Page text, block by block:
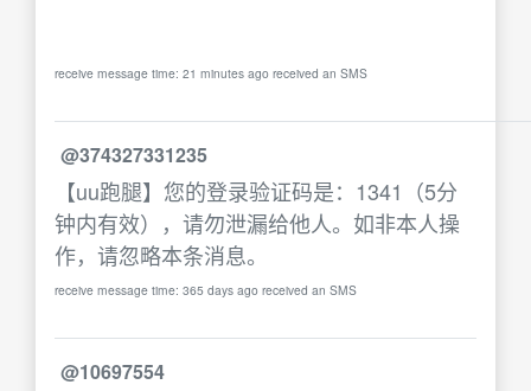
receive message time: 21 minutes ago received an SMS
@374327331235
【uu跑腿】您的登录验证码是：1341（5分
钟内有效），请勿泄漏给他人。如非本人操
作，请忽略本条消息。
receive message time: 365 days ago received an SMS
@10697554